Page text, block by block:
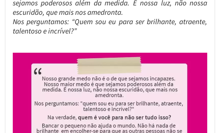
sejamos poderosos além da medida. É nossa luz, não nossa
escuridão, que mais nos amedronta.
Nos perguntamos: “Quem sou eu para ser brilhante, atraente,
talentoso e incrível?”